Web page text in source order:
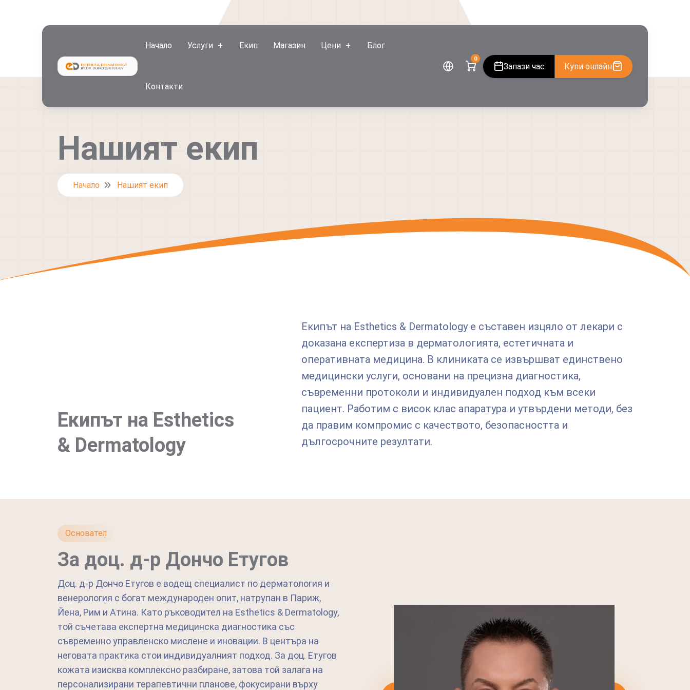
Начало Услуги Екип Магазин Цени Блог
Контакти
0
Запази час Купи онлайн
Нашият екип
Начало Нашият екип
Екипът на Esthetics
& Dermatology
Екипът на Esthetics & Dermatology е съставен изцяло от лекари с
доказана експертиза в дерматологията, естетичната и
оперативната медицина. В клиниката се извършват единствено
медицински услуги, основани на прецизна диагностика,
съвременни протоколи и индивидуален подход към всеки
пациент. Работим с висок клас апаратура и утвърдени методи, без
да правим компромис с качеството, безопасността и
дългосрочните резултати.
Основател
За доц. д-р Дончо Етугов
Доц. д-р Дончо Етугов е водещ специалист по дерматология и
венерология с богат международен опит, натрупан в Париж,
Йена, Рим и Атина. Като ръководител на Esthetics & Dermatology,
той съчетава експертна медицинска диагностика със
съвременно управленско мислене и иновации. В центъра на
неговата практика стои индивидуалният подход. За доц. Етугов
кожата изисква комплексно разбиране, затова той залага на
персонализирани терапевтични планове, фокусирани върху